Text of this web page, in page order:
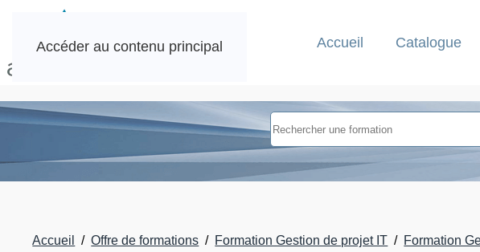
Accéder au contenu principal Accueil Catalogue
Accueil Offre de formations Formation Gestion de projet IT Formation